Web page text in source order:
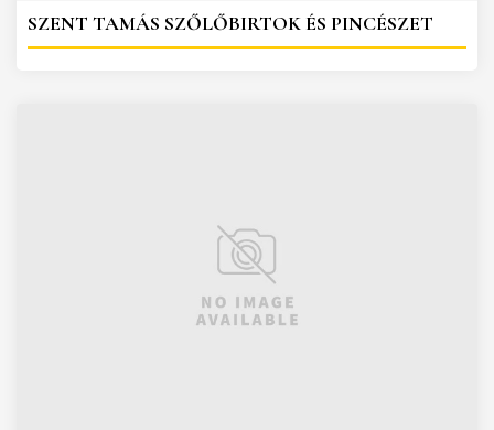
SZENT TAMÁS SZŐLŐBIRTOK ÉS PINCÉSZET